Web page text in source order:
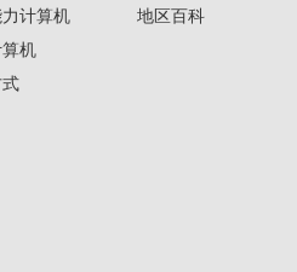
计算机
机
地区百科